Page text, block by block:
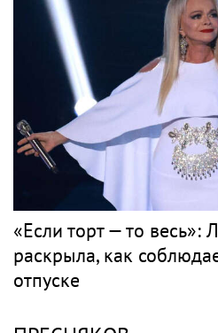
«Если торт — то весь»:
раскрыла, как
отпуске